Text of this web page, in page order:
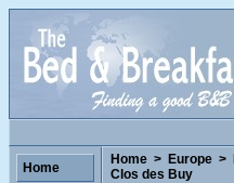
Home > Europe >
Clos des Buy
Home